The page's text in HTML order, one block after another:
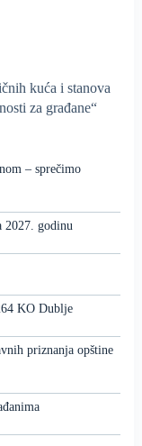
kuća i stanova
za građane“
– sprečimo
2027. godinu
KO Dublje
priznanja opštine